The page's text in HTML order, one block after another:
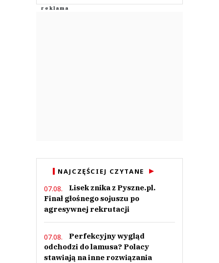
NAJCZĘŚCIEJ CZYTANE
07.08.
Lisek znika z Pyszne.pl.
Finał głośnego sojuszu po
agresywnej rekrutacji
07.08.
Perfekcyjny wygląd
odchodzi do lamusa? Polacy
stawiają na inne rozwiązania